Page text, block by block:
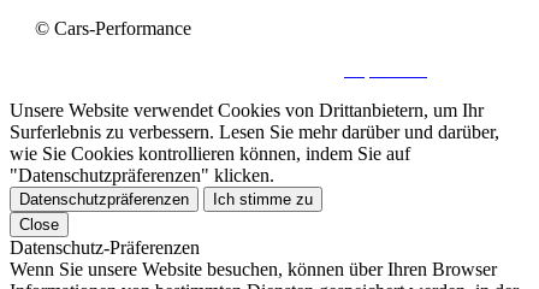
© Cars-Performance
Unsere Website verwendet Cookies von Drittanbietern, um Ihr
Surferlebnis zu verbessern. Lesen Sie mehr darüber und darüber,
wie Sie Cookies kontrollieren können, indem Sie auf
"Datenschutzpräferenzen" klicken.
Datenschutzpräferenzen
Ich stimme zu
Close
Datenschutz-Präferenzen
Wenn Sie unsere Website besuchen, können über Ihren Browser